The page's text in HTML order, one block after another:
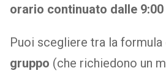
orario continuato dalle 9:00
Puoi scegliere tra la formula
gruppo (che richiedono un